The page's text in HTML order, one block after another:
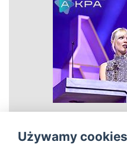
Używamy cookies